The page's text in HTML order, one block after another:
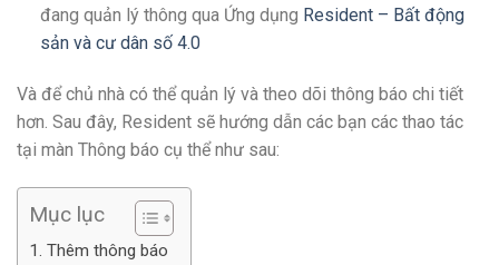
đang quản lý thông qua Ứng dụng Resident – Bất động
sản và cư dân số 4.0
Và để chủ nhà có thể quản lý và theo dõi thông báo chi tiết
hơn. Sau đây, Resident sẽ hướng dẫn các bạn các thao tác
tại màn Thông báo cụ thể như sau:
Mục lục
1. Thêm thông báo